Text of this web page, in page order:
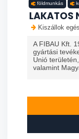
földmunkás
LAKATOS
Kiszállok
A FIBAU Kft.
gyártási
Unió
valamint